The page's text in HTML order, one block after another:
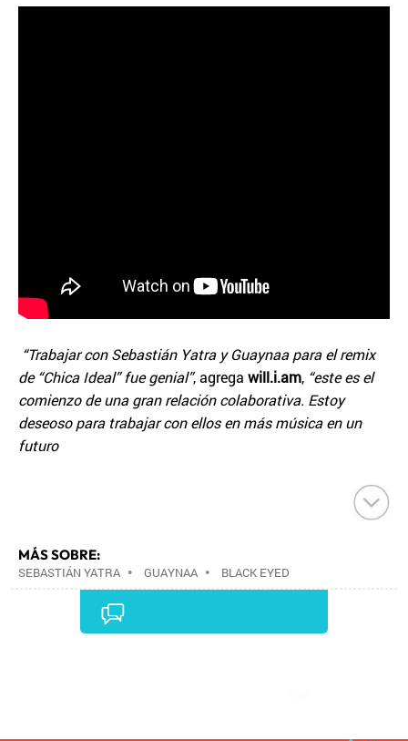
“Trabajar con Sebastián Yatra y Guaynaa para el remix
de “Chica Ideal” fue genial”, agrega will.i.am, “este es el
comienzo de una gran relación colaborativa. Estoy
deseoso para trabajar con ellos en más música en un
futuro
MÁS SOBRE:
SEBASTIÁN YATRA • GUAYNAA • BLACK EYED
GRUPOS MÚSICA•MÚSICA•